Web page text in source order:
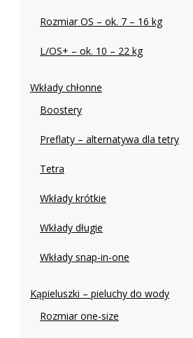
Rozmiar OS – ok. 7 – 16 kg
L/OS+ – ok. 10 – 22 kg
Wkłady chłonne
Boostery
Preflaty – alternatywa dla tetry
Tetra
Wkłady krótkie
Wkłady długie
Wkłady snap-in-one
Kąpieluszki – pieluchy do wody
Rozmiar one-size